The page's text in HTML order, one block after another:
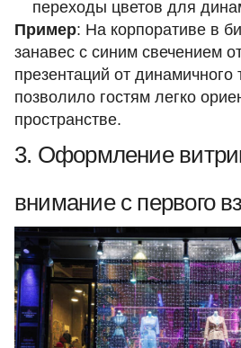
переходы цветов для
Пример: На корпоративе в
занавес с синим свечением
презентаций от динамичного
позволило гостям легко
пространстве.
3. Оформление
внимание с первого